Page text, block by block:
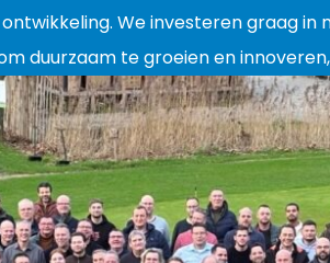
We investeren graag in
duurzaam te groeien en